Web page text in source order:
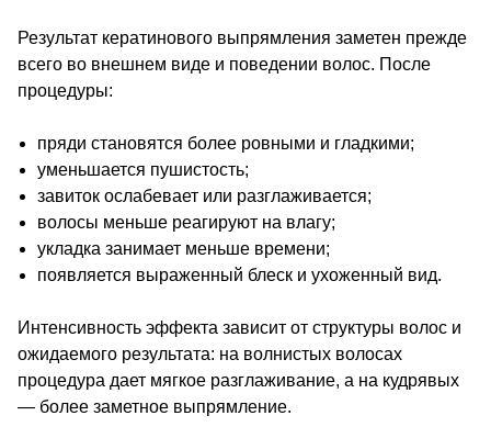
Результат кератинового выпрямления заметен прежде
всего во внешнем виде и поведении волос. После
процедуры:
пряди становятся более ровными и гладкими;
уменьшается пушистость;
завиток ослабевает или разглаживается;
волосы меньше реагируют на влагу;
укладка занимает меньше времени;
появляется выраженный блеск и ухоженный вид.
Интенсивность эффекта зависит от структуры волос и
ожидаемого результата: на волнистых волосах
процедура дает мягкое разглаживание, а на кудрявых
— более заметное выпрямление.